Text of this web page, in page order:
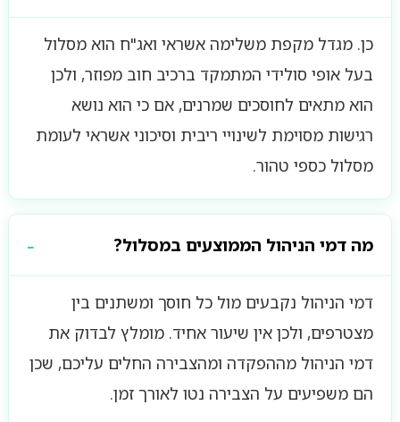
כן. מגדל מקפת משלימה אשראי ואג"ח הוא מסלול
בעל אופי סולידי המתמקד ברכיב חוב מפוזר, ולכן
הוא מתאים לחוסכים שמרנים, אם כי הוא נושא
רגישות מסוימת לשינויי ריבית וסיכוני אשראי לעומת
מסלול כספי טהור.
מה דמי הניהול הממוצעים במסלול?
דמי הניהול נקבעים מול כל חוסך ומשתנים בין
מצטרפים, ולכן אין שיעור אחיד. מומלץ לבדוק את
דמי הניהול מההפקדה ומהצבירה החלים עליכם, שכן
הם משפיעים על הצבירה נטו לאורך זמן.